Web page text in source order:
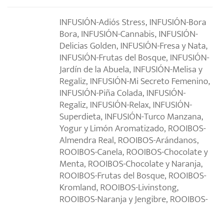
INFUSIÓN-Adiós Stress, INFUSIÓN-Bora
Bora, INFUSIÓN-Cannabis, INFUSIÓN-
Delicias Golden, INFUSIÓN-Fresa y Nata,
INFUSIÓN-Frutas del Bosque, INFUSIÓN-
Jardín de la Abuela, INFUSIÓN-Melisa y
Regaliz, INFUSIÓN-Mi Secreto Femenino,
INFUSIÓN-Piña Colada, INFUSIÓN-
Regaliz, INFUSIÓN-Relax, INFUSIÓN-
Superdieta, INFUSIÓN-Turco Manzana,
Yogur y Limón Aromatizado, ROOIBOS-
Almendra Real, ROOIBOS-Arándanos,
ROOIBOS-Canela, ROOIBOS-Chocolate y
Menta, ROOIBOS-Chocolate y Naranja,
ROOIBOS-Frutas del Bosque, ROOIBOS-
Kromland, ROOIBOS-Livinstong,
ROOIBOS-Naranja y Jengibre, ROOIBOS-